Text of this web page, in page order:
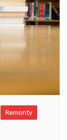
Remonty